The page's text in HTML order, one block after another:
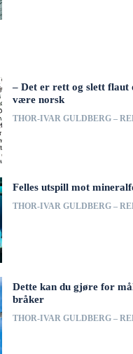
– Det er rett og slett flaut
være norsk
THOR-IVAR GULDBERG –
Felles utspill mot
THOR-IVAR GULDBERG –
Dette kan du gjøre for
bråker
THOR-IVAR GULDBERG –